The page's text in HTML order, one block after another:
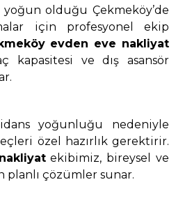
olduğu Çekmeköy’de
için profesyonel ekip
evden eve nakliyat
kapasitesi ve dış asansör
yoğunluğu nedeniyle
özel hazırlık gerektirir.
ekibimiz, bireysel ve
planlı çözümler sunar.